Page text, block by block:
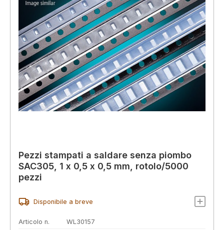
Pezzi stampati a saldare senza piombo
SAC305, 1 x 0,5 x 0,5 mm, rotolo/5000
pezzi
Disponibile a breve
Articolo n.
WL30157